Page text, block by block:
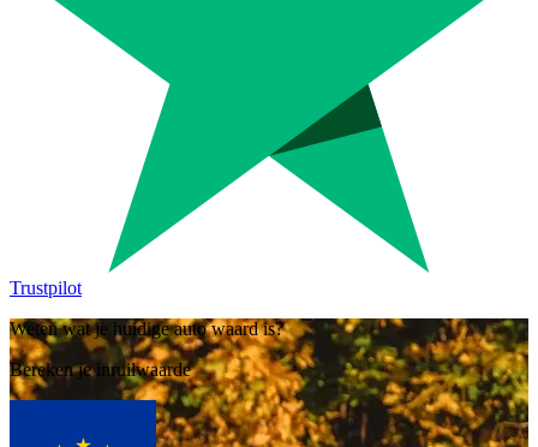
Trustpilot
Weten wat je huidige auto waard is?
Bereken je inruilwaarde